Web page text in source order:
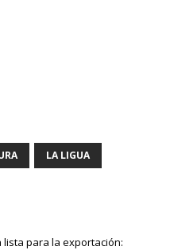
LA LIGUA
lista para la exportación: